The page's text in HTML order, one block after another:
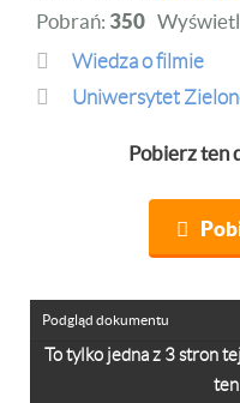
Pobrań: 350
Wiedza o filmie
Uniwersytet
Pobierz ten
To tylko jedna z 3 stron
Podgląd dokumentu